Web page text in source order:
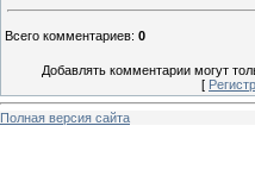
Всего комментариев: 0
Добавлять комментарии могут
[
Полная версия сайта